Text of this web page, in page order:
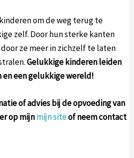
om de weg terug te
zelf. Door hun sterke kanten
ze meer in zichzelf te laten
Gelukkige kinderen leiden
een gelukkige wereld!
of advies bij de opvoeding van
op mijnmijn siteof neem contact